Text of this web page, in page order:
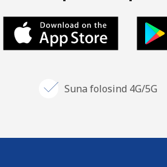
Suna folosind 4G/5G